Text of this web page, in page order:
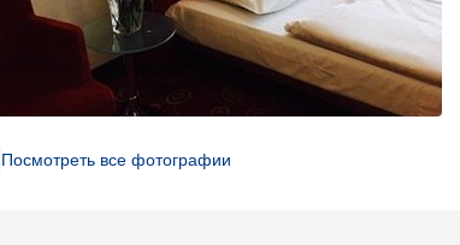
Посмотреть все фотографии